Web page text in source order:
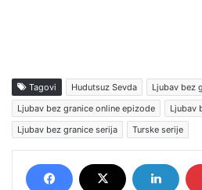
Tagovi Hudutsuz Sevda
Ljubav bez
Ljubav bez granice online epizode
Ljubav
Ljubav bez granice serija
Turske serije